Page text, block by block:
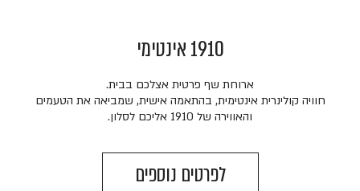
1910 אינטימי
ארוחת שף פרטית אצלכם בבית.
חוויה קולינרית אינטימית, בהתאמה אישית, שמביאה את הטעמים
והאווירה של 1910 אליכם לסלון.
לפרטים נוספים